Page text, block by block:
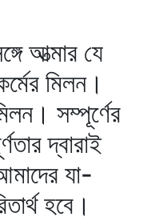
আত্মার যে
মিলন।
সম্পূর্ণের
দ্বারাই
যা-
হবে।